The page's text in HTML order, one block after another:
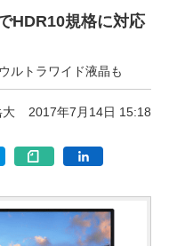
HDR10規格に対応
ルトラワイド液晶も
大 2017年7月14日 15:18